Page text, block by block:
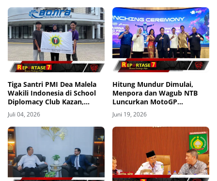
Tiga Santri PMI Dea Malela
Wakili Indonesia di School
Diplomacy Club Kazan,
Tatarstan
Juli 04, 2026
Hitung Mundur Dimulai,
Menpora dan Wagub NTB
Luncurkan MotoGP
Mandalika 2026
Juni 19, 2026